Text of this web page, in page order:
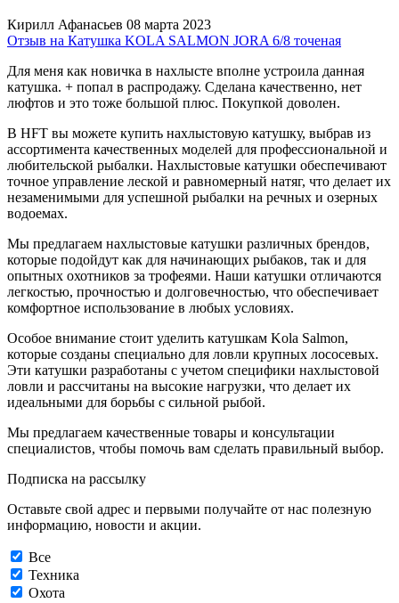
Кирилл Афанасьев 08 марта 2023
Отзыв на Катушка KOLA SALMON JORA 6/8 точеная
Для меня как новичка в нахлысте вполне устроила данная
катушка. + попал в распродажу. Сделана качественно, нет
люфтов и это тоже большой плюс. Покупкой доволен.
В HFT вы можете купить нахлыстовую катушку, выбрав из
ассортимента качественных моделей для профессиональной и
любительской рыбалки. Нахлыстовые катушки обеспечивают
точное управление леской и равномерный натяг, что делает их
незаменимыми для успешной рыбалки на речных и озерных
водоемах.
Мы предлагаем нахлыстовые катушки различных брендов,
которые подойдут как для начинающих рыбаков, так и для
опытных охотников за трофеями. Наши катушки отличаются
легкостью, прочностью и долговечностью, что обеспечивает
комфортное использование в любых условиях.
Особое внимание стоит уделить катушкам Kola Salmon,
которые созданы специально для ловли крупных лососевых.
Эти катушки разработаны с учетом специфики нахлыстовой
ловли и рассчитаны на высокие нагрузки, что делает их
идеальными для борьбы с сильной рыбой.
Мы предлагаем качественные товары и консультации
специалистов, чтобы помочь вам сделать правильный выбор.
Подписка на рассылку
Оставьте свой адрес и первыми получайте от нас полезную
информацию, новости и акции.
Все
Техника
Охота